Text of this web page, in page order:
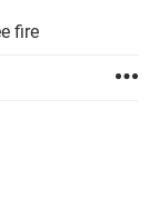
fire